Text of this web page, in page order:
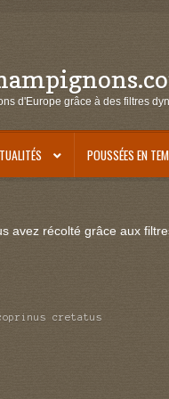
d'Europe grâce à des filtres
POUSSÉES EN
avez récolté grâce aux
cretatus